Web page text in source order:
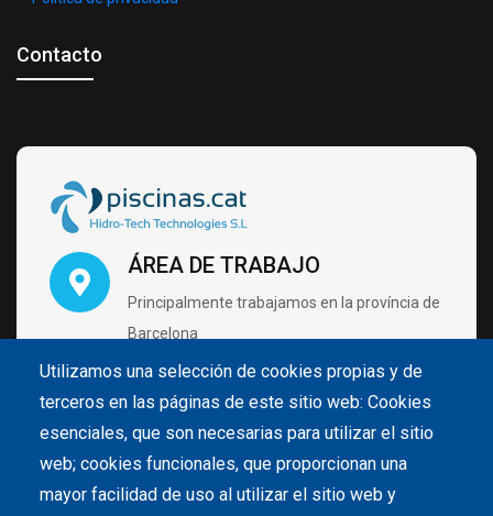
Contacto
ÁREA DE TRABAJO
Principalmente trabajamos en la província de
Barcelona
VISÍTANOS CON CITA PRÉVIA
Carrer de Pintor Velázquez 4 B2 Nave 28
Utilizamos una selección de cookies propias y de
terceros en las páginas de este sitio web: Cookies
esenciales, que son necesarias para utilizar el sitio
web; cookies funcionales, que proporcionan una
mayor facilidad de uso al utilizar el sitio web y